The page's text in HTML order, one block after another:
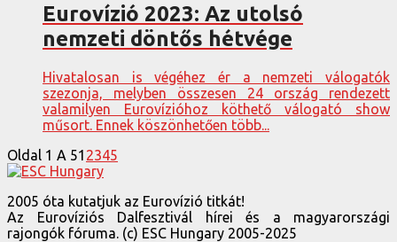
Eurovízió 2023: Az utolsó
nemzeti döntős hétvége
Hivatalosan is végéhez ér a nemzeti válogatók
szezonja, melyben összesen 24 ország rendezett
valamilyen Eurovízióhoz köthető válogató show
műsort. Ennek köszönhetően több...
Oldal 1 A 51 2345
2005 óta kutatjuk az Eurovízió titkát!
Az Eurovíziós Dalfesztivál hírei és a magyarországi
rajongók fóruma. (c) ESC Hungary 2005-2025